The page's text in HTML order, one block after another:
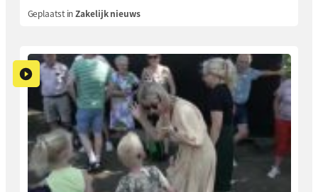
Geplaatst inZakelijk nieuws